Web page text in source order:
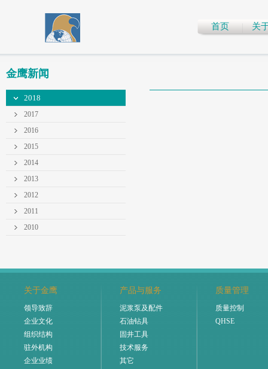
首页 关
金鹰新闻
2018
2017
2016
2015
2014
2013
2012
2011
2010
关于金鹰
领导致辞
企业文化
组织结构
驻外机构
企业业绩
产品与服务
泥浆泵及配件
石油钻具
固井工具
技术服务
其它
质量管理
质量控制
QHSE